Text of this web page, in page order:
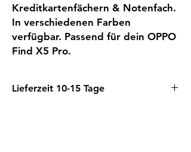
Kreditkartenfächern & Notenfach.
In verschiedenen Farben
verfügbar. Passend für dein OPPO
Find X5 Pro.
Lieferzeit 10-15 Tage